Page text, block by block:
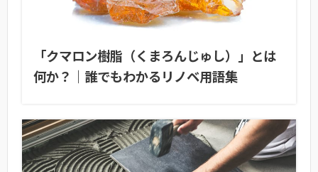
「クマロン樹脂（くまろんじゅし）」とは
何か？｜誰でもわかるリノベ用語集